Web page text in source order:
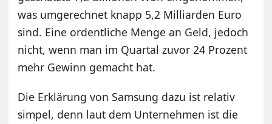
was umgerechnet knapp 5,2 Milliarden Euro
sind. Eine ordentliche Menge an Geld, jedoch
nicht, wenn man im Quartal zuvor 24 Prozent
mehr Gewinn gemacht hat.
Die Erklärung von Samsung dazu ist relativ
simpel, denn laut dem Unternehmen ist die